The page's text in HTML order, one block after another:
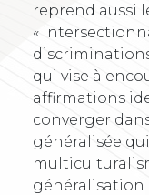
reprend aussi
«
qui vise à
affirmations
converger
généralisée
généralisation